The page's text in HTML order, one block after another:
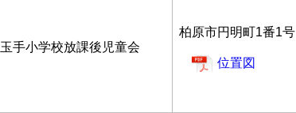
玉手小学校放課後児童会
柏原市円明町1番1号
位置図